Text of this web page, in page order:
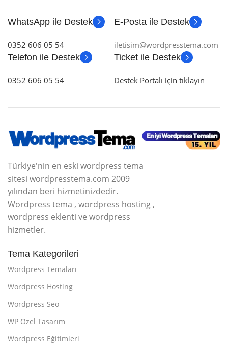
WhatsApp ile Destek
0352 606 05 54
E-Posta ile Destek
iletisim@wordpresstema.com
Telefon ile Destek
0352 606 05 54
Ticket ile Destek
Destek Portalı için tıklayın
Türkiye'nin en eski wordpress tema
sitesi wordpresstema.com 2009
yılından beri hizmetinizdedir.
Wordpress tema , wordpress hosting ,
wordpress eklenti ve wordpress
hizmetler.
Tema Kategorileri
Wordpress Temaları
Wordpress Hosting
Wordpress Seo
WP Özel Tasarım
Wordpress Eğitimleri